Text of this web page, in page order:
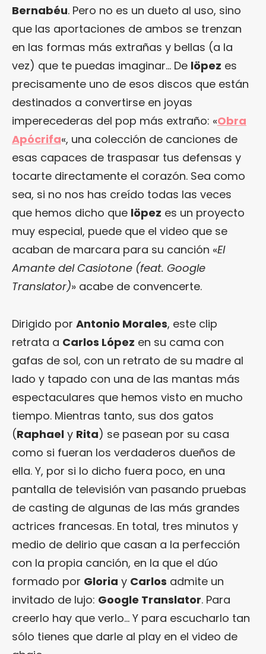
Bernabéu. Pero no es un dueto al uso, sino
que las aportaciones de ambos se trenzan
en las formas más extrañas y bellas (a la
vez) que te puedas imaginar… De löpez es
precisamente uno de esos discos que están
destinados a convertirse en joyas
imperecederas del pop más extraño: «Obra
Apócrifa«, una colección de canciones de
esas capaces de traspasar tus defensas y
tocarte directamente el corazón. Sea como
sea, si no nos has creído todas las veces
que hemos dicho que löpez es un proyecto
muy especial, puede que el video que se
acaban de marcara para su canción «El
Amante del Casiotone (feat. Google
Translator)» acabe de convencerte.
Dirigido por Antonio Morales, este clip
retrata a Carlos López en su cama con
gafas de sol, con un retrato de su madre al
lado y tapado con una de las mantas más
espectaculares que hemos visto en mucho
tiempo. Mientras tanto, sus dos gatos
(Raphael y Rita) se pasean por su casa
como si fueran los verdaderos dueños de
ella. Y, por si lo dicho fuera poco, en una
pantalla de televisión van pasando pruebas
de casting de algunas de las más grandes
actrices francesas. En total, tres minutos y
medio de delirio que casan a la perfección
con la propia canción, en la que el dúo
formado por Gloria y Carlos admite un
invitado de lujo: Google Translator. Para
creerlo hay que verlo… Y para escucharlo tan
sólo tienes que darle al play en el video de